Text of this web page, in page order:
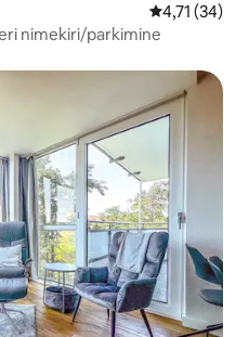
Keskmine
4,71 (34)
nimekiri/parkimine